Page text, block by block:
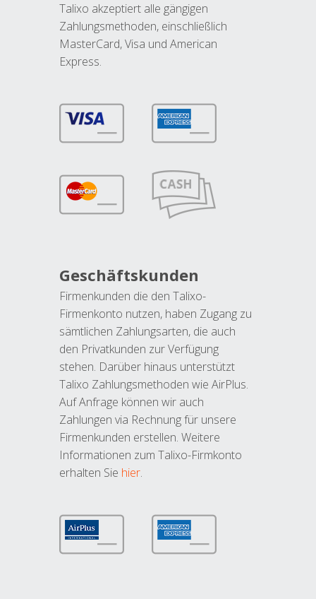
Talixo akzeptiert alle gängigen
Zahlungsmethoden, einschließlich
MasterCard, Visa und American
Express.
Geschäftskunden
Firmenkunden die den Talixo-
Firmenkonto nutzen, haben Zugang zu
sämtlichen Zahlungsarten, die auch
den Privatkunden zur Verfügung
stehen. Darüber hinaus unterstützt
Talixo Zahlungsmethoden wie AirPlus.
Auf Anfrage können wir auch
Zahlungen via Rechnung für unsere
Firmenkunden erstellen. Weitere
Informationen zum Talixo-Firmkonto
erhalten Sie hier.